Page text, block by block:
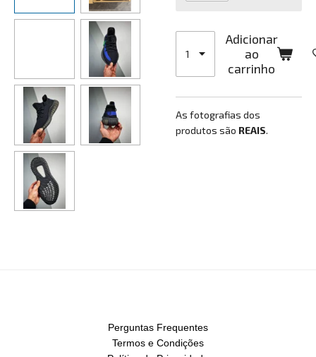
Adicionar
ao
carrinho
As fotografias dos
produtos são REAIS.
Perguntas Frequentes
Termos e Condições